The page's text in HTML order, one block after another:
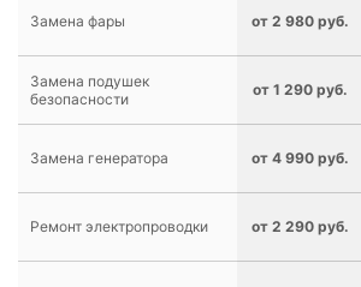
Замена фары от 2 980 руб.
Замена подушек
безопасности
от 1 290 руб.
Замена генератора от 4 990 руб.
Ремонт электропроводки от 2 290 руб.